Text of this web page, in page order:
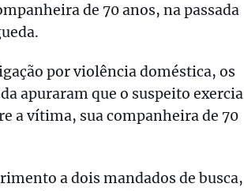
de 70 anos, na passada
por violência doméstica, os
apuraram que o suspeito exercia
a vítima, sua companheira de 70
a dois mandados de busca,